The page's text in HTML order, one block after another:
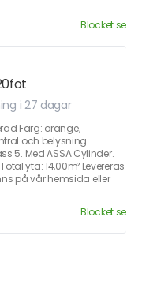
Blocket.se
i 27 dagar
Färg: orange,
och belysning
5. Med ASSA Cylinder.
yta: 14,00m² Levereras
på vår hemsida eller
Blocket.se